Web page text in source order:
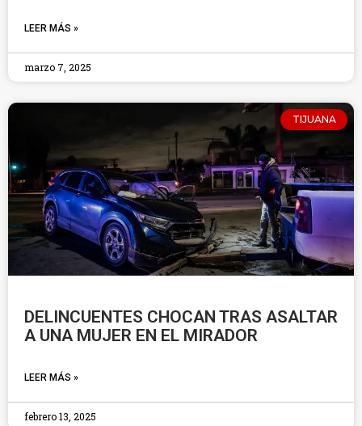
LEER MÁS »
marzo 7, 2025
TIJUANA
DELINCUENTES CHOCAN TRAS ASALTAR
A UNA MUJER EN EL MIRADOR
LEER MÁS »
febrero 13, 2025